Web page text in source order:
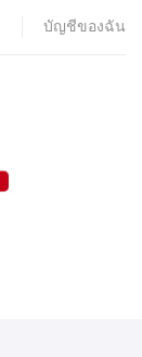
บัญชีของฉัน